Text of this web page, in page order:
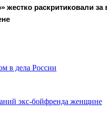
жестко раскритиковали за
в дела России
экс-бойфренда женщине